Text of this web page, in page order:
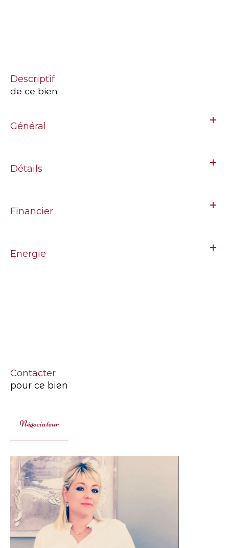
descriptif
de ce bien
Général
Détails
Financier
Energie
Contacter
pour ce bien
Négociateur